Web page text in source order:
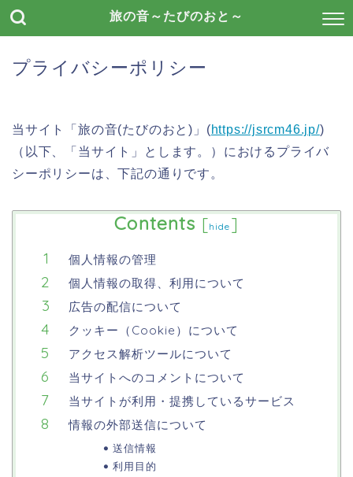
旅の音～たびのおと～
プライバシーポリシー
当サイト「旅の音(たびのおと)」(https://jsrcm46.jp/)
（以下、「当サイト」とします。）におけるプライバ
シーポリシーは、下記の通りです。
Contents [hide ]
個人情報の管理
個人情報の取得、利用について
広告の配信について
クッキー（Cookie）について
アクセス解析ツールについて
当サイトへのコメントについて
当サイトが利用・提携しているサービス
情報の外部送信について
送信情報
利用目的